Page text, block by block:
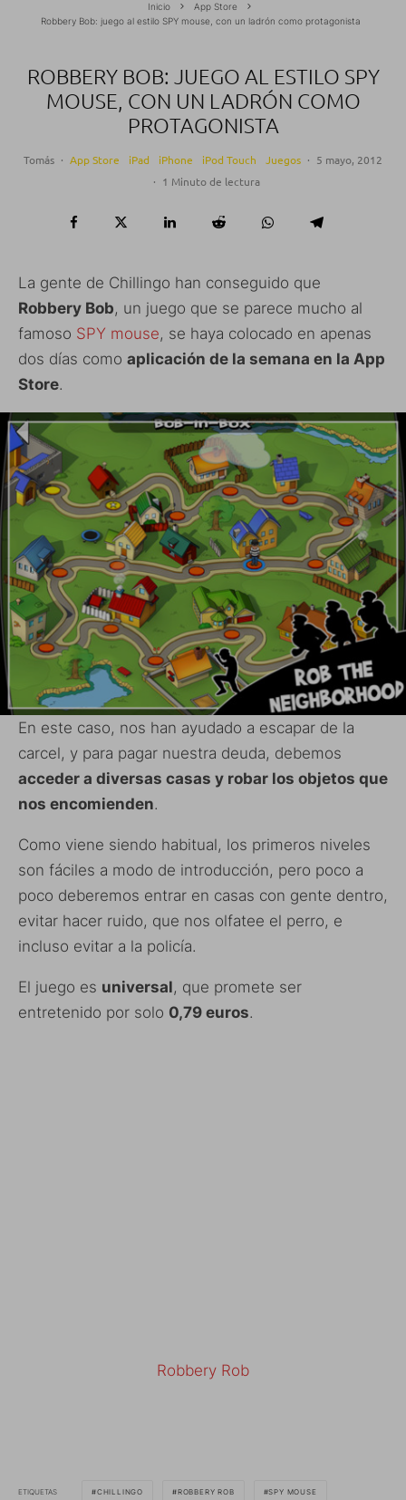
Inicio
App Store
Robbery Bob: juego al estilo SPY mouse, con un ladrón como protagonista
ROBBERY BOB: JUEGO AL ESTILO SPY
MOUSE, CON UN LADRÓN COMO
PROTAGONISTA
Tomás · App Store iPad iPhone iPod Touch Juegos · 5 mayo, 2012
· 1 Minuto de lectura
La gente de Chillingo han conseguido que
Robbery Bob, un juego que se parece mucho al
famoso SPY mouse, se haya colocado en apenas
dos días como aplicación de la semana en la App
Store.
En este caso, nos han ayudado a escapar de la
carcel, y para pagar nuestra deuda, debemos
acceder a diversas casas y robar los objetos que
nos encomienden.
Como viene siendo habitual, los primeros niveles
son fáciles a modo de introducción, pero poco a
poco deberemos entrar en casas con gente dentro,
evitar hacer ruido, que nos olfatee el perro, e
incluso evitar a la policía.
El juego es universal, que promete ser
entretenido por solo 0,79 euros.
Robbery Rob
ETIQUETAS CHILLINGO ROBBERY ROB SPY MOUSE